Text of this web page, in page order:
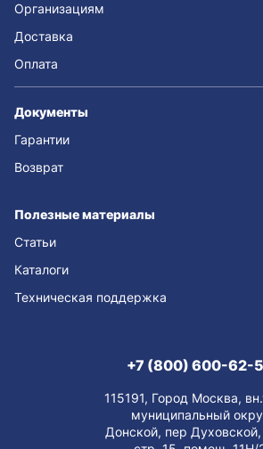
Организациям
Доставка
Оплата
Документы
Гарантии
Возврат
Полезные материалы
Статьи
Каталоги
Техническая поддержка
+7 (800) 600-62-
115191, Город Москва,
муниципальный
Донской, пер Духовской,